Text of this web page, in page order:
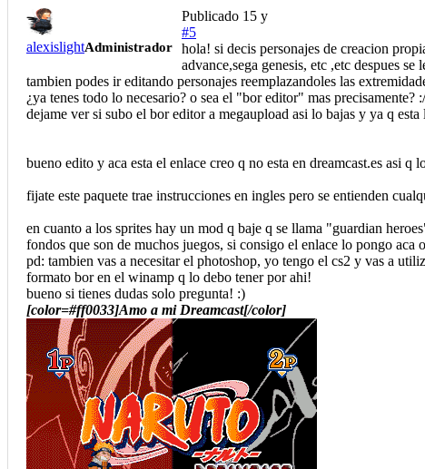
alexislightAdministrador
Publicado 15 y
#5
hola! si decis personajes de creacion
advance,sega genesis, etc ,etc despues
tambien podes ir editando personajes reemplazandoles las
¿ya tenes todo lo necesario? o sea el "bor editor" mas precisamente? :/
dejame ver si subo el bor editor a megaupload asi lo bajas y ya q
bueno edito y aca esta el enlace creo q no esta en dreamcast.es asi q
fijate este paquete trae instrucciones en ingles pero se entienden
en cuanto a los sprites hay un mod q baje q se llama "guardian
fondos que son de muchos juegos, si consigo el enlace lo pongo aca
pd: tambien vas a necesitar el photoshop, yo tengo el cs2 y vas a
formato bor en el winamp q lo debo tener por ahi!
bueno si tienes dudas solo pregunta! :)
[color=#ff0033]Amo a mi Dreamcast[/color]